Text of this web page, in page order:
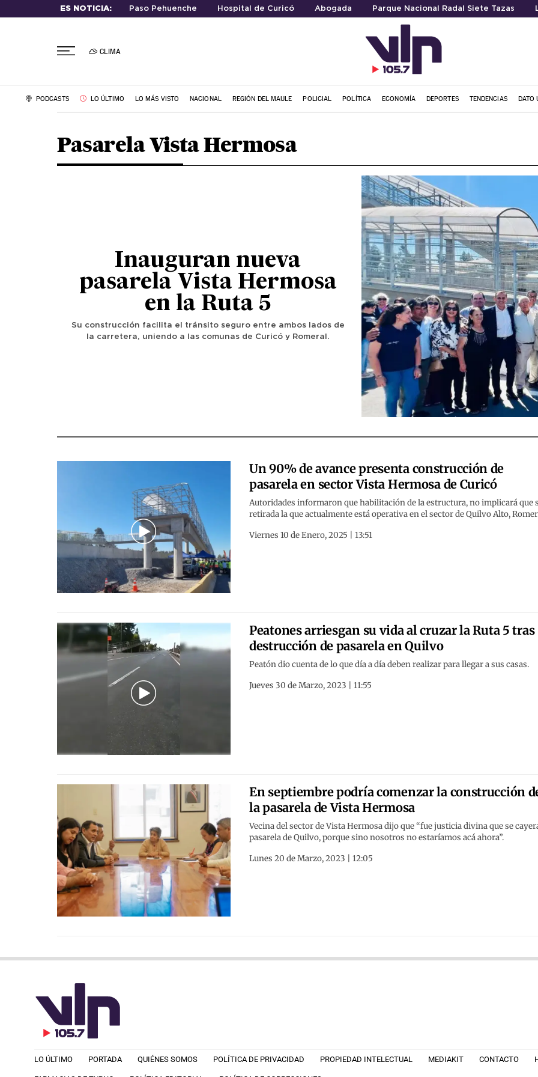
ES NOTICIA: Paso Pehuenche Hospital de Curicó Abogada Parque Nacional Radal Siete Tazas
CLIMA
PODCASTS LO ÚLTIMO LO MÁS VISTO NACIONAL REGIÓN DEL MAULE POLICIAL POLÍTICA ECONOMÍA DEPORTES TENDENCIAS DATO
Pasarela Vista Hermosa
Inauguran nueva
pasarela Vista Hermosa
en la Ruta 5
Su construcción facilita el tránsito seguro entre ambos lados de
la carretera, uniendo a las comunas de Curicó y Romeral.
Un 90% de avance presenta construcción de
pasarela en sector Vista Hermosa de Curicó
Autoridades informaron que habilitación de la estructura, no implicará que
retirada la que actualmente está operativa en el sector de Quilvo Alto,
Viernes 10 de Enero, 2025 | 13:51
Peatones arriesgan su vida al cruzar la Ruta 5 tras
destrucción de pasarela en Quilvo
Peatón dio cuenta de lo que día a día deben realizar para llegar a sus casas.
Jueves 30 de Marzo, 2023 | 11:55
En septiembre podría comenzar la construcción
la pasarela de Vista Hermosa
Vecina del sector de Vista Hermosa dijo que “fue justicia divina que se
pasarela de Quilvo, porque sino nosotros no estaríamos acá ahora”.
Lunes 20 de Marzo, 2023 | 12:05
LO ÚLTIMO PORTADA QUIÉNES SOMOS POLÍTICA DE PRIVACIDAD PROPIEDAD INTELECTUAL MEDIAKIT CONTACTO